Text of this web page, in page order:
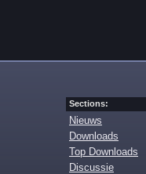
Sections:
Nieuws
Downloads
Top Downloads
Discussie